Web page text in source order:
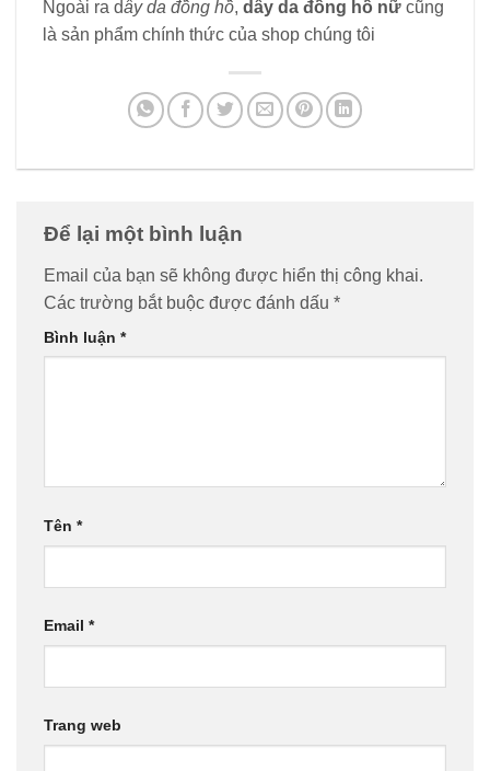
Ngoài ra dây da đồng hồ, dây da đồng hồ nữ cũng
là sản phẩm chính thức của shop chúng tôi
Để lại một bình luận
Email của bạn sẽ không được hiển thị công khai.
Các trường bắt buộc được đánh dấu *
Bình luận *
Tên *
Email *
Trang web